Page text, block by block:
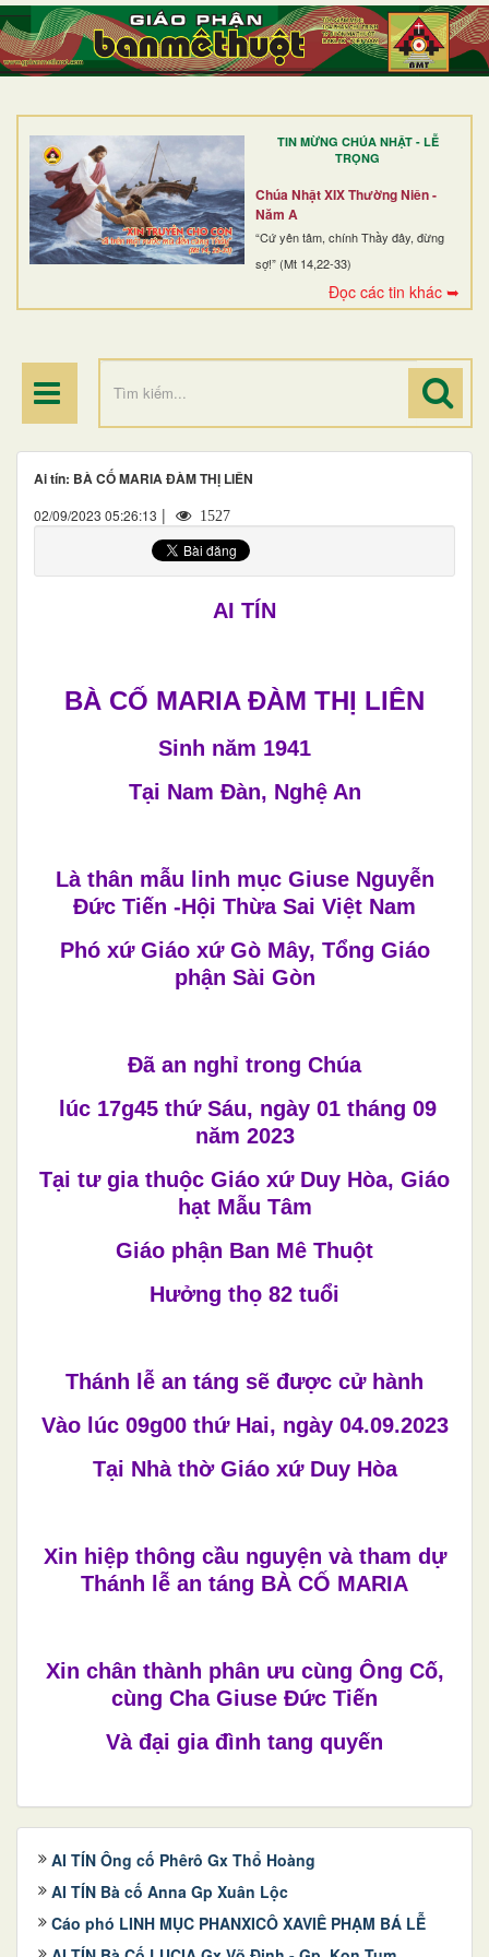
TIN MỪNG CHÚA NHẬT - LỄ
TRỌNG
Chúa Nhật XIX Thường Niên -
Năm A
“Cứ yên tâm, chính Thầy đây, đừng
sợ!” (Mt 14,22-33)
Đọc các tin khác ➥
TRANG NHẤT
GIỚI THIỆU
DÒNG TU
BAN MỤC VỤ
ĐOÀN THỂ CG
Ai tín: BÀ CỐ MARIA ĐÀM THỊ LIÊN
02/09/2023 05:26:13 | 1527
AI TÍN
BÀ CỐ MARIA ĐÀM THỊ LIÊN
Sinh năm 1941
Tại Nam Đàn, Nghệ An
Là thân mẫu linh mục Giuse Nguyễn
Đức Tiến -Hội Thừa Sai Việt Nam
Phó xứ Giáo xứ Gò Mây, Tổng Giáo
phận Sài Gòn
Đã an nghỉ trong Chúa
lúc 17g45 thứ Sáu, ngày 01 tháng 09
năm 2023
Tại tư gia thuộc Giáo xứ Duy Hòa, Giáo
hạt Mẫu Tâm
Giáo phận Ban Mê Thuột
Hưởng thọ 82 tuổi
Thánh lễ an táng sẽ được cử hành
Vào lúc 09g00 thứ Hai, ngày 04.09.2023
Tại Nhà thờ Giáo xứ Duy Hòa
Xin hiệp thông cầu nguyện và tham dự
Thánh lễ an táng BÀ CỐ MARIA
Xin chân thành phân ưu cùng Ông Cố,
cùng Cha Giuse Đức Tiến
Và đại gia đình tang quyến
AI TÍN Ông cố Phêrô Gx Thổ Hoàng
AI TÍN Bà cố Anna Gp Xuân Lộc
Cáo phó LINH MỤC PHANXICÔ XAVIÊ PHẠM BÁ LỄ